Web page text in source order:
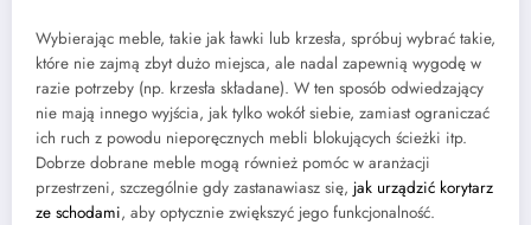
Wybierając meble, takie jak ławki lub krzesła, spróbuj wybrać takie,
które nie zajmą zbyt dużo miejsca, ale nadal zapewnią wygodę w
razie potrzeby (np. krzesła składane). W ten sposób odwiedzający
nie mają innego wyjścia, jak tylko wokół siebie, zamiast ograniczać
ich ruch z powodu nieporęcznych mebli blokujących ścieżki itp.
Dobrze dobrane meble mogą również pomóc w aranżacji
przestrzeni, szczególnie gdy zastanawiasz się, jak urządzić korytarz
ze schodami, aby optycznie zwiększyć jego funkcjonalność.